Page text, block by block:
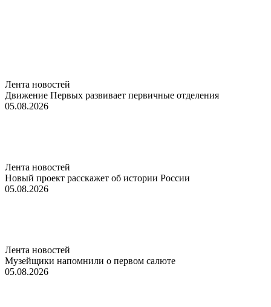
Лента новостей
Движение Первых развивает первичные отделения
05.08.2026
Лента новостей
Новый проект расскажет об истории России
05.08.2026
Лента новостей
Музейщики напомнили о первом салюте
05.08.2026